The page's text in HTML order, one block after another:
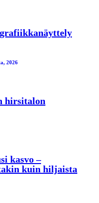
2026
hirsitalon
kasvo –
kuin hiljaista